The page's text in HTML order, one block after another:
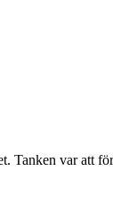
Tanken var att